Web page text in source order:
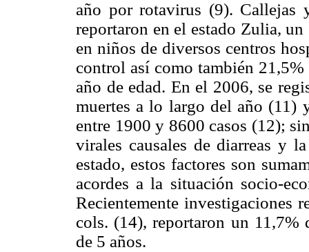
año por rotavirus (9).
reportaron en el estado Zulia,
en niños de diversos centros
control así como también
año de edad. En el 2006, se
muertes a lo largo del año (11)
entre 1900 y 8600 casos (12);
virales causales de diarreas y
estado, estos factores son
acordes a la situación socio-
Recientemente investigaciones
cols. (14), reportaron un 11,7%
de 5 años.